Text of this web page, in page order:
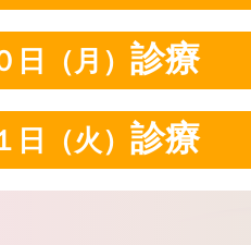
日（月） 診療
日（火） 診療